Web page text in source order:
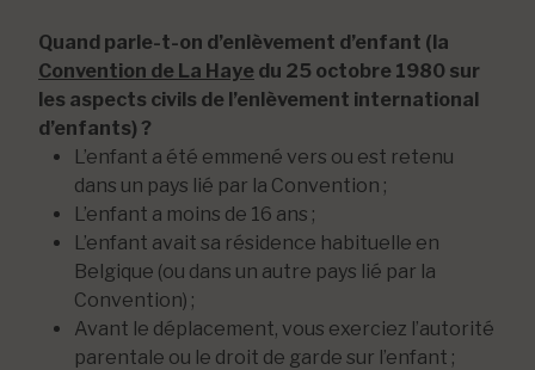
Quand parle-t-on d’enlèvement d’enfant (la
Convention de La Haye du 25 octobre 1980 sur
les aspects civils de l’enlèvement international
d’enfants) ?
L’enfant a été emmené vers ou est retenu
dans un pays lié par la Convention ;
L’enfant a moins de 16 ans ;
L’enfant avait sa résidence habituelle en
Belgique (ou dans un autre pays lié par la
Convention) ;
Avant le déplacement, vous exerciez l’autorité
parentale ou le droit de garde sur l’enfant ;